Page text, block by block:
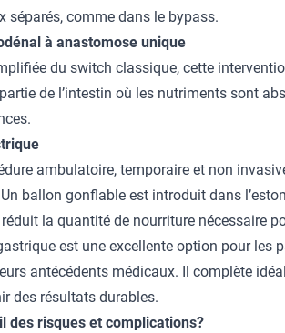
séparés, comme dans le bypass.
à anastomose unique
du switch classique, cette
de l’intestin où les nutriments sont
ambulatoire, temporaire et non
ballon gonflable est introduit dans
réduit la quantité de nourriture nécessaire
est une excellente option pour les
antécédents médicaux. Il complète
des résultats durables.
des risques et complications?